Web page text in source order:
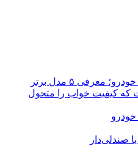
معرفی ۵ مدل برتر
از خواب؛ ۶ عادت که کیفیت خواب را متحول
صندلی‌دار